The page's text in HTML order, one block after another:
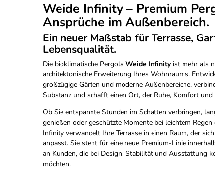
Weide Infinity – Premium
Ansprüche im Außenbereich.
Ein neuer Maßstab für Terrasse,
Lebensqualität.
Die bioklimatische Pergola Weide Infinity ist mehr als
architektonische Erweiterung Ihres Wohnraums.
großzügige Gärten und moderne Außenbereiche,
Substanz und schafft einen Ort, der Ruhe, Komfort
Ob Sie entspannte Stunden im Schatten verbringen,
genießen oder geschützte Momente bei leichtem
Infinity verwandelt Ihre Terrasse in einen Raum, der
anpasst. Sie steht für eine neue Premium-Linie
an Kunden, die bei Design, Stabilität und Ausstattung
möchten.